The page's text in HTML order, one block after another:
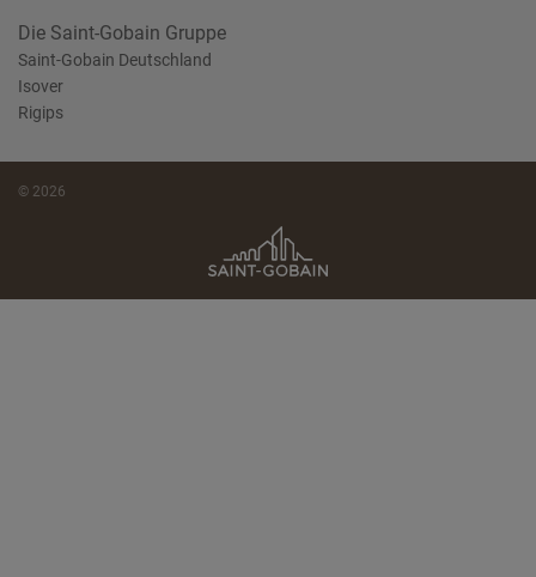
Die Saint-Gobain Gruppe
Saint-Gobain Deutschland
Isover
Rigips
© 2026